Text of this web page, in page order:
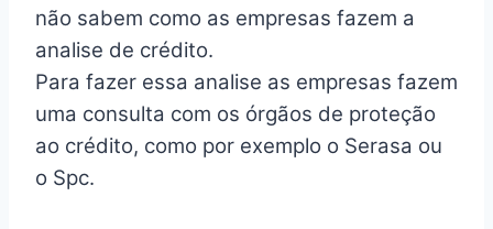
não sabem como as empresas fazem a
analise de crédito.
Para fazer essa analise as empresas fazem
uma consulta com os órgãos de proteção
ao crédito, como por exemplo o Serasa ou
o Spc.